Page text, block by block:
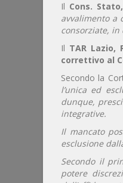
Il Cons.
avvalimento a
consorziate,
Il TAR Lazio,
correttivo al
Secondo la
l’unica ed
dunque,
integrative.
Il mancato
esclusione
Secondo il
potere